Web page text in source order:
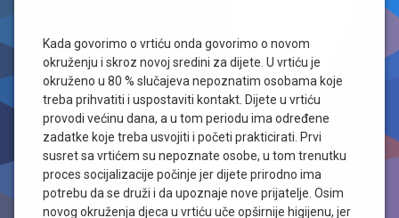
O vrtiću
Kada govorimo o vrtiću onda govorimo o novom
okruženju i skroz novoj sredini za dijete. U vrtiću je
okruženo u 80 % slučajeva nepoznatim osobama koje
treba prihvatiti i uspostaviti kontakt. Dijete u vrtiću
provodi većinu dana, a u tom periodu ima određene
zadatke koje treba usvojiti i početi prakticirati. Prvi
susret sa vrtićem su nepoznate osobe, u tom trenutku
proces socijalizacije počinje jer dijete prirodno ima
potrebu da se druži i da upoznaje nove prijatelje. Osim
novog okruženja djeca u vrtiću uče opširnije higijenu, jer